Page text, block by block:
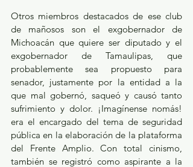
Otros miembros destacados de ese club
de mañosos son el exgobernador de
Michoacán que quiere ser diputado y el
exgobernador de Tamaulipas, que
probablemente sea propuesto para
senador, justamente por la entidad a la
que mal gobernó, saqueó y causó tanto
sufrimiento y dolor. ¡Imagínense nomás!
era el encargado del tema de seguridad
pública en la elaboración de la plataforma
del Frente Amplio. Con total cinismo,
también se registró como aspirante a la